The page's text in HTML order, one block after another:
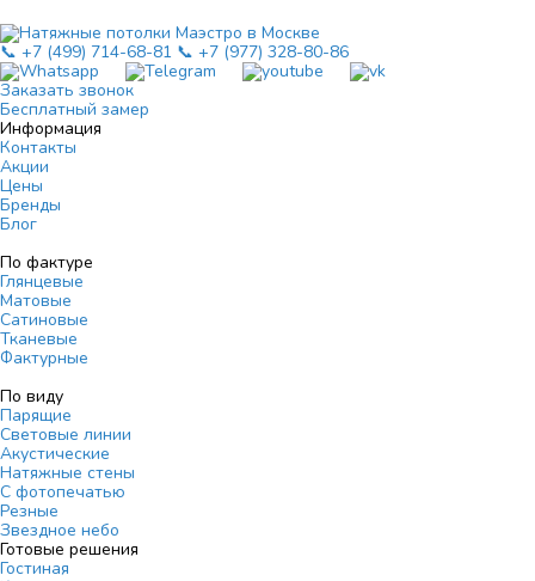
📞 +7 (499) 714-68-81 📞 +7 (977) 328-80-86
Заказать звонок
Бесплатный замер
Информация
Контакты
Акции
Цены
Бренды
Блог
По фактуре
Глянцевые
Матовые
Сатиновые
Тканевые
Фактурные
По виду
Парящие
Световые линии
Акустические
Натяжные стены
С фотопечатью
Резные
Звездное небо
Готовые решения
Гостиная